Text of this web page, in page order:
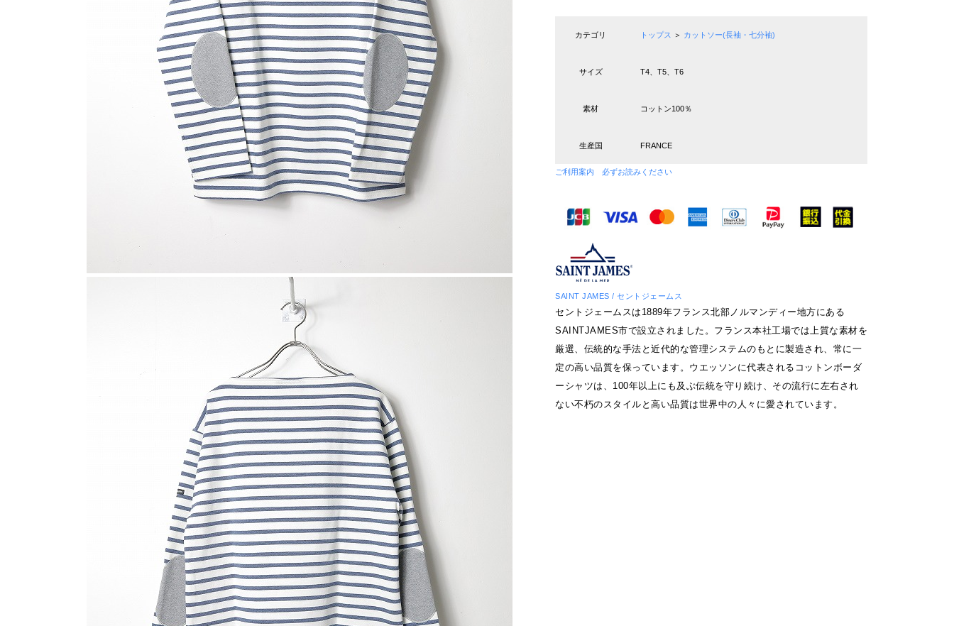
カテゴリ トップス ＞ カットソー(長袖・七分袖)
サイズ T4、T5、T6
素材 コットン100％
生産国 FRANCE
ご利用案内 必ずお読みください
SAINT JAMES / セントジェームス
セントジェームスは1889年フランス北部ノルマンディー地方にある
SAINTJAMES市で設立されました。フランス本社工場では上質な素材を
厳選、伝統的な手法と近代的な管理システムのもとに製造され、常に一
定の高い品質を保っています。ウエッソンに代表されるコットンボーダ
ーシャツは、100年以上にも及ぶ伝統を守り続け、その流行に左右され
ない不朽のスタイルと高い品質は世界中の人々に愛されています。